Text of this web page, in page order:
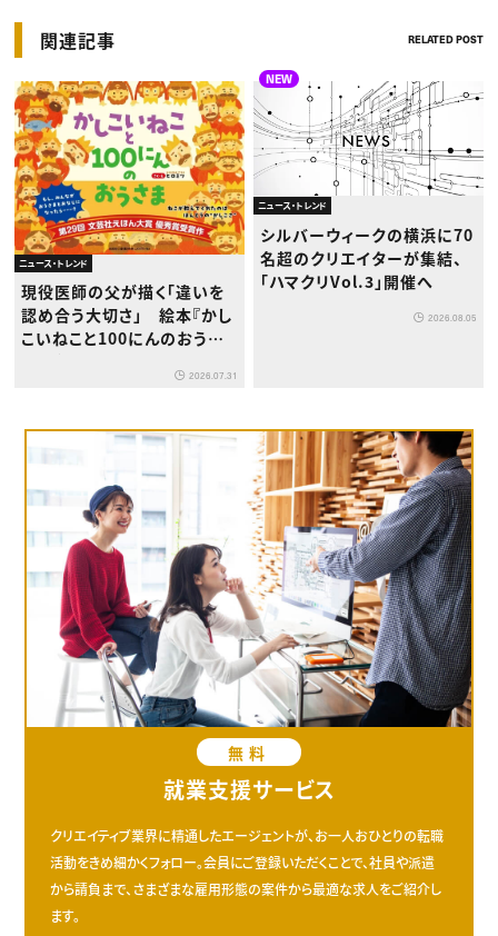
関連記事 RELATED POST
ニュース・トレンド
現役医師の父が描く「違いを
認め合う大切さ」 絵本『かし
こいねこと100にんのおうさ
2026.07.31
NEW
ニュース・トレンド
シルバーウィークの横浜に70
名超のクリエイターが集結、
「ハマクリVol.3」開催へ
2026.08.05
無料
就業支援サービス
クリエイティブ業界に精通したエージェントが、お一人おひとりの転職
活動をきめ細かくフォロー。会員にご登録いただくことで、社員や派遣
から請負まで、さまざまな雇用形態の案件から最適な求人をご紹介し
ます。